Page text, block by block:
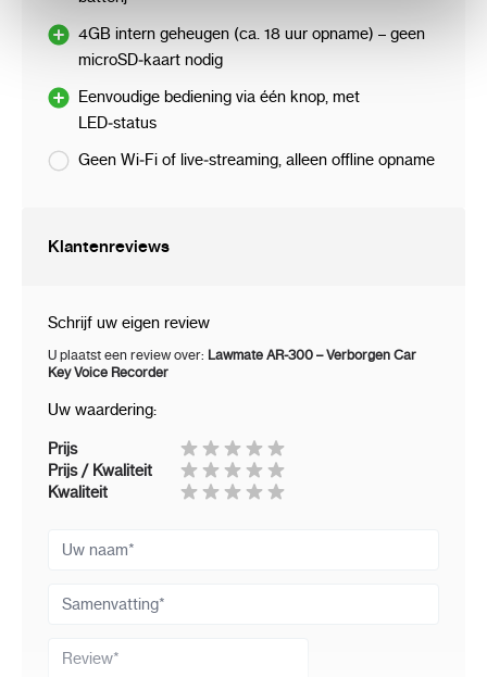
maar ook zeer geschikt voor professioneel
gebruik, zoals in de beveiliging, journalistiek of
persoonlijke bewijsvoering.
discretie
Eenvoudige éénknopsbediening
AGC-microfoon voor automatische
Direct afluisteren via meegeleverde oortjes
nodig
Tot 7 uur continue opname op een volle
MP3-formaat, compatibel met PC en Mac
4GB intern geheugen (ca. 18 uur opname) – geen
microSD‑kaart nodig
Eenvoudige bediening via één knop, met
LED‑status
Geen Wi‑Fi of live‑streaming, alleen offline opname
Klantenreviews
Schrijf uw eigen review
U plaatst een review over: Lawmate AR‑300 – Verborgen Car
Key Voice Recorder
Uw waardering:
Prijs
Prijs / Kwaliteit
Kwaliteit
Uw naam
Samenvatting
Review